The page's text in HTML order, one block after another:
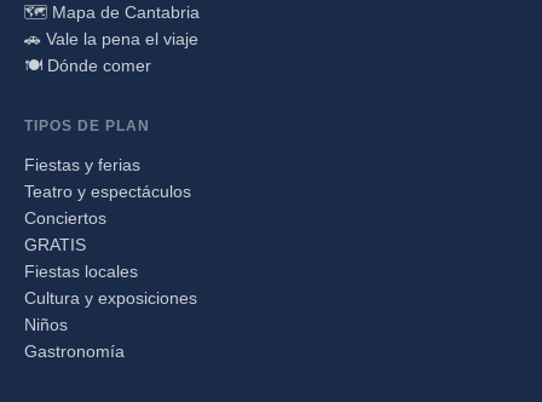
🗺️ Mapa de Cantabria
🚗 Vale la pena el viaje
🍽️ Dónde comer
TIPOS DE PLAN
Fiestas y ferias
Teatro y espectáculos
Conciertos
GRATIS
Fiestas locales
Cultura y exposiciones
Niños
Gastronomía